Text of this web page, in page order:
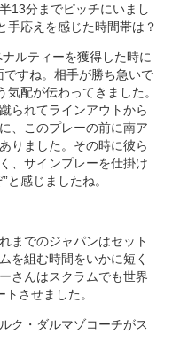
13分までピッチにいまし
手応えを感じた時間帯は？
ルティーを獲得した時に
すね。相手が勝ち急いで
気配が伝わってきました。
られてラインアウトから
、このプレーの前に南ア
りました。その時に彼ら
、サインプレーを仕掛け
と感じましたね。
までのジャパンはセット
を組む時間をいかに短く
さんはスクラムでも世界
させました。
ク・ダルマゾコーチがス